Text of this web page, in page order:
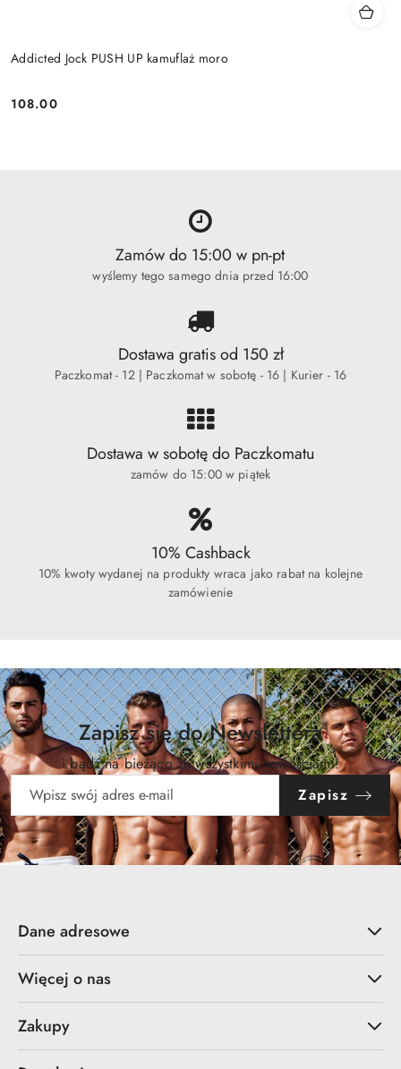
Addicted Jock PUSH UP kamuflaż moro
Cena:
108.00
Zamów do 15:00 w pn-pt
wyślemy tego samego dnia przed 16:00
Dostawa gratis od 150 zł
Paczkomat - 12 | Paczkomat w sobotę - 16 | Kurier - 16
Dostawa w sobotę do Paczkomatu
zamów do 15:00 w piątek
10% Cashback
10% kwoty wydanej na produkty wraca jako rabat na kolejne
zamówienie
Zapisz się do Newslettera
i bądź na bieżąco ze wszystkimi nowościami!
Zapisz
Dane adresowe
Więcej o nas
Zakupy